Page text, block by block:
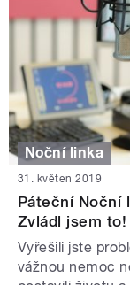
Noční linka
31. květen 2019
Páteční Noční
Zvládl jsem to!
Vyřešili jste
vážnou nemoc